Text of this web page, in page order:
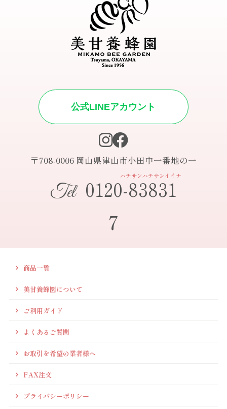
公式LINEアカウント
〒708-0006 岡山県津山市小田中一番地の一
ハチサンハチサンイイナ
Tel 0120-83831
7
商品一覧
美甘養蜂園について
ご利用ガイド
よくあるご質問
お取引を希望の業者様へ
FAX注文
プライバシーポリシー